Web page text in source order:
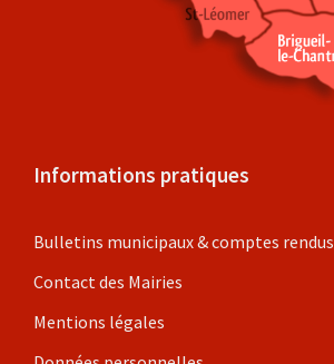
Informations pratiques
Bulletins municipaux & comptes rendus
Contact des Mairies
Mentions légales